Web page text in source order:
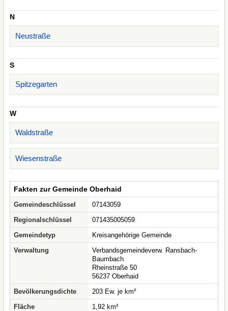
N
Neustraße
S
Spitzegarten
W
Waldstraße
Wiesenstraße
Fakten zur Gemeinde Oberhaid
Gemeindeschlüssel
07143059
Regionalschlüssel
071435005059
Gemeindetyp
Kreisangehörige Gemeinde
Verwaltung
Verbandsgemeindeverw. Ransbach-
Baumbach
Rheinstraße 50
56237 Oberhaid
Bevölkerungsdichte
203 Ew. je km²
Fläche
1,92 km²